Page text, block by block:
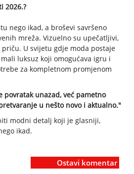
2026.?
nego ikad, a broševi savršeno
mreža. Vizuelno su upečatljivi,
U svijetu gdje moda postaje
luksuz koji omogućava igru i
za kompletnom promjenom
povratak unazad, već pametno
u nešto novo i aktualno."
modni detalj koji je glasniji,
ikad.
Ostavi komentar